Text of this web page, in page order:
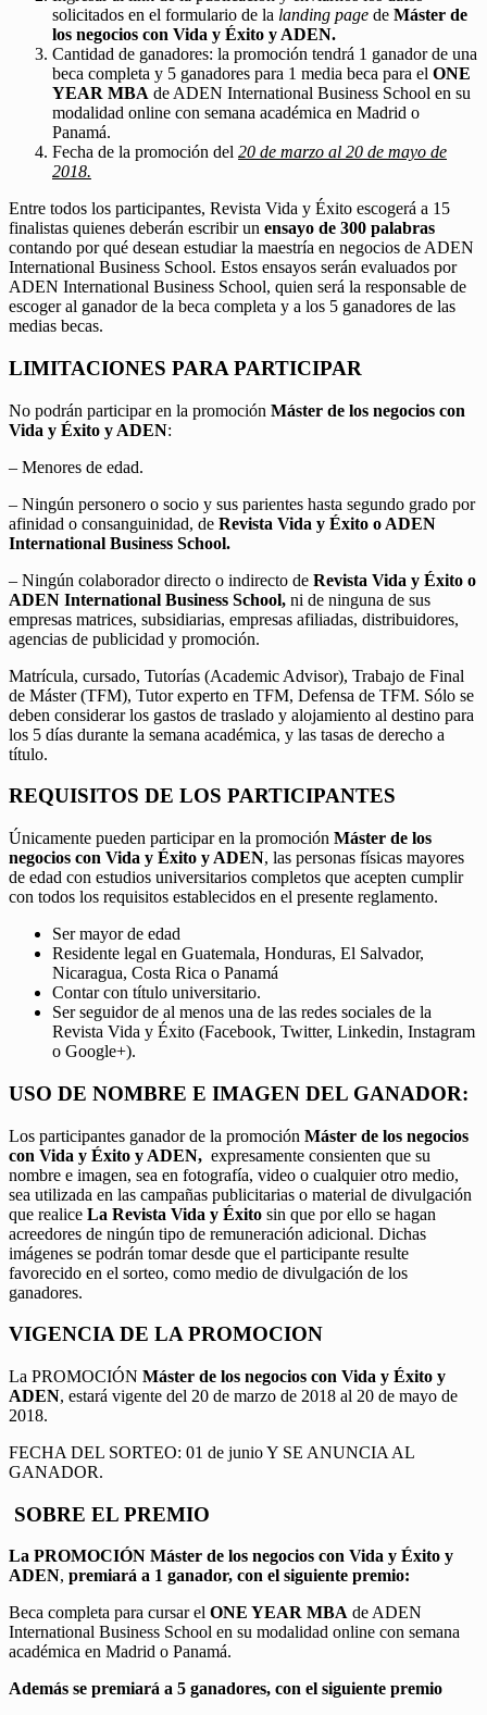
solicitados en el formulario de la landing page de Máster de
los negocios con Vida y Éxito y ADEN.
Cantidad de ganadores: la promoción tendrá 1 ganador de una
beca completa y 5 ganadores para 1 media beca para el ONE
YEAR MBA de ADEN International Business School en su
modalidad online con semana académica en Madrid o
Panamá.
Fecha de la promoción del 20 de marzo al 20 de mayo de
2018.
Entre todos los participantes, Revista Vida y Éxito escogerá a 15
finalistas quienes deberán escribir un ensayo de 300 palabras
contando por qué desean estudiar la maestría en negocios de ADEN
International Business School. Estos ensayos serán evaluados por
ADEN International Business School, quien será la responsable de
escoger al ganador de la beca completa y a los 5 ganadores de las
medias becas.
LIMITACIONES PARA PARTICIPAR
No podrán participar en la promoción Máster de los negocios con
Vida y Éxito y ADEN:
– Menores de edad.
– Ningún personero o socio y sus parientes hasta segundo grado por
afinidad o consanguinidad, de Revista Vida y Éxito o ADEN
International Business School.
– Ningún colaborador directo o indirecto de Revista Vida y Éxito o
ADEN International Business School, ni de ninguna de sus
empresas matrices, subsidiarias, empresas afiliadas, distribuidores,
agencias de publicidad y promoción.
Matrícula, cursado, Tutorías (Academic Advisor), Trabajo de Final
de Máster (TFM), Tutor experto en TFM, Defensa de TFM. Sólo se
deben considerar los gastos de traslado y alojamiento al destino para
los 5 días durante la semana académica, y las tasas de derecho a
título.
REQUISITOS DE LOS PARTICIPANTES
Únicamente pueden participar en la promoción Máster de los
negocios con Vida y Éxito y ADEN, las personas físicas mayores
de edad con estudios universitarios completos que acepten cumplir
con todos los requisitos establecidos en el presente reglamento.
Ser mayor de edad
Residente legal en Guatemala, Honduras, El Salvador,
Nicaragua, Costa Rica o Panamá
Contar con título universitario.
Ser seguidor de al menos una de las redes sociales de la
Revista Vida y Éxito (Facebook, Twitter, Linkedin, Instagram
o Google+).
USO DE NOMBRE E IMAGEN DEL GANADOR:
Los participantes ganador de la promoción Máster de los negocios
con Vida y Éxito y ADEN, expresamente consienten que su
nombre e imagen, sea en fotografía, video o cualquier otro medio,
sea utilizada en las campañas publicitarias o material de divulgación
que realice La Revista Vida y Éxito sin que por ello se hagan
acreedores de ningún tipo de remuneración adicional. Dichas
imágenes se podrán tomar desde que el participante resulte
favorecido en el sorteo, como medio de divulgación de los
ganadores.
VIGENCIA DE LA PROMOCION
La PROMOCIÓN Máster de los negocios con Vida y Éxito y
ADEN, estará vigente del 20 de marzo de 2018 al 20 de mayo de
2018.
FECHA DEL SORTEO: 01 de junio Y SE ANUNCIA AL
GANADOR.
SOBRE EL PREMIO
La PROMOCIÓN Máster de los negocios con Vida y Éxito y
ADEN, premiará a 1 ganador, con el siguiente premio:
Beca completa para cursar el ONE YEAR MBA de ADEN
International Business School en su modalidad online con semana
académica en Madrid o Panamá.
Además se premiará a 5 ganadores, con el siguiente premio